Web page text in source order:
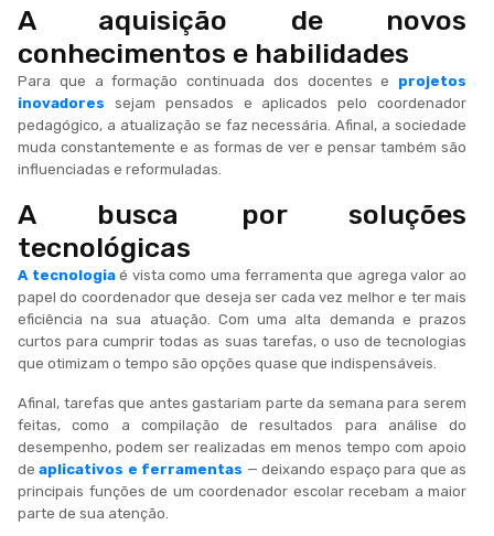
A aquisição de novos
conhecimentos e habilidades
Para que a formação continuada dos docentes e projetos
inovadores sejam pensados e aplicados pelo coordenador
pedagógico, a atualização se faz necessária. Afinal, a sociedade
muda constantemente e as formas de ver e pensar também são
influenciadas e reformuladas.
A busca por soluções
tecnológicas
A tecnologiaé vista como uma ferramenta que agrega valor ao
papel do coordenador que deseja ser cada vez melhor e ter mais
eficiência na sua atuação. Com uma alta demanda e prazos
curtos para cumprir todas as suas tarefas, o uso de tecnologias
que otimizam o tempo são opções quase que indispensáveis.
Afinal, tarefas que antes gastariam parte da semana para serem
feitas, como a compilação de resultados para análise do
desempenho, podem ser realizadas em menos tempo com apoio
deaplicativos e ferramentas — deixando espaço para que as
principais funções de um coordenador escolar recebam a maior
parte de sua atenção.